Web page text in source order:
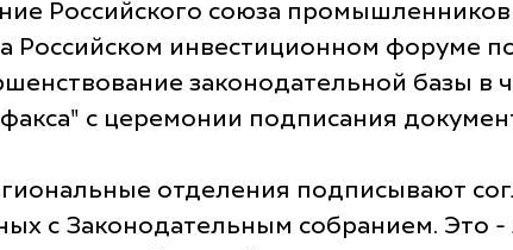
Российского союза
Российском инвестиционном форуме
законодательной базы в
с церемонии подписания
отделения подписывают
с Законодательным собранием. Это